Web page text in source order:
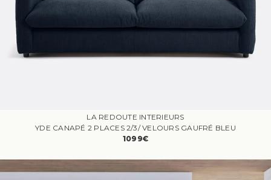
LA REDOUTE INTERIEURS
YDE CANAPÉ 2 PLACES 2/3/ VELOURS GAUFRÉ BLEU
1099€